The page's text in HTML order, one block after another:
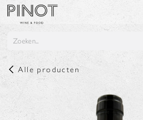
Overslaan naar inhoud
Alle producten